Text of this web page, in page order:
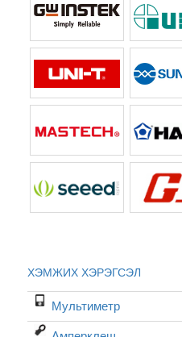
ХЭМЖИХ ХЭРЭГСЭЛ
Мультиметр